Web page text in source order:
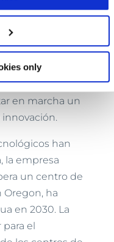
only
estrategias
guardan
al uso de
Pero
en marcha un
han
la empresa
un centro de
ha
en 2030. La
el